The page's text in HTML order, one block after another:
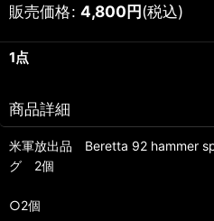
販売価格: 4,800円(税込)
1点
商品詳細
米軍放出品 Beretta 92 hammer
グ 2個
○2個